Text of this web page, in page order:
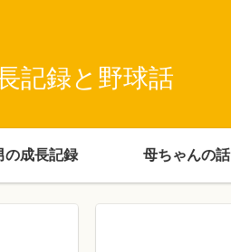
記録と野球話
の成長記録 母ちゃんの話